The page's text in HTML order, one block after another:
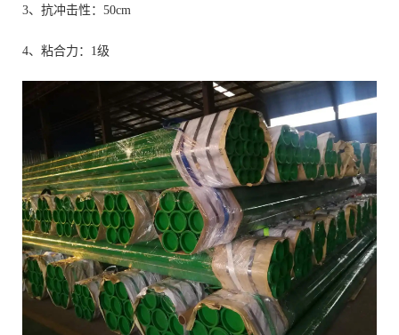
3、抗冲击性：50cm
4、粘合力：1级